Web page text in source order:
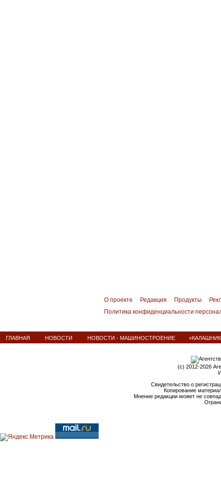
О проекте Редакция Продукты
Политика конфиденциальности
ГЛАВНАЯ НОВОСТИ НОВОСТИ - МАШИНОСТРОЕНИЕ
(c) 2012-2026
Свидетельство о
Копирование
Мнение редакции может не